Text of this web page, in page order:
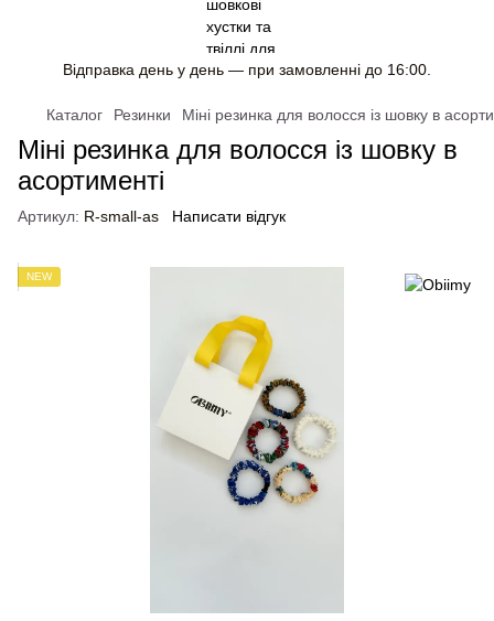
Відправка день у день — при замовленні до 16:00.
Каталог Резинки Міні резинка для волосся із шовку в
Міні резинка для волосся із шовку в
асортименті
Артикул: R-small-as Написати відгук
NEW